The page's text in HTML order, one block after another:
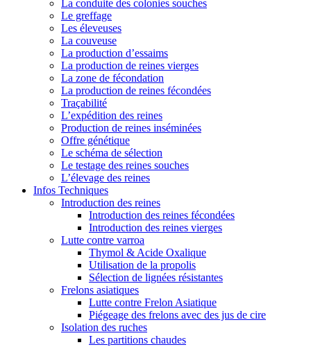
La conduite des colonies souches
Le greffage
Les éleveuses
La couveuse
La production d’essaims
La production de reines vierges
La zone de fécondation
La production de reines fécondées
Traçabilité
L’expédition des reines
Production de reines inséminées
Offre génétique
Le schéma de sélection
Le testage des reines souches
L’élevage des reines
Infos Techniques
Introduction des reines
Introduction des reines fécondées
Introduction des reines vierges
Lutte contre varroa
Thymol & Acide Oxalique
Utilisation de la propolis
Sélection de lignées résistantes
Frelons asiatiques
Lutte contre Frelon Asiatique
Piégeage des frelons avec des jus de cire
Isolation des ruches
Les partitions chaudes